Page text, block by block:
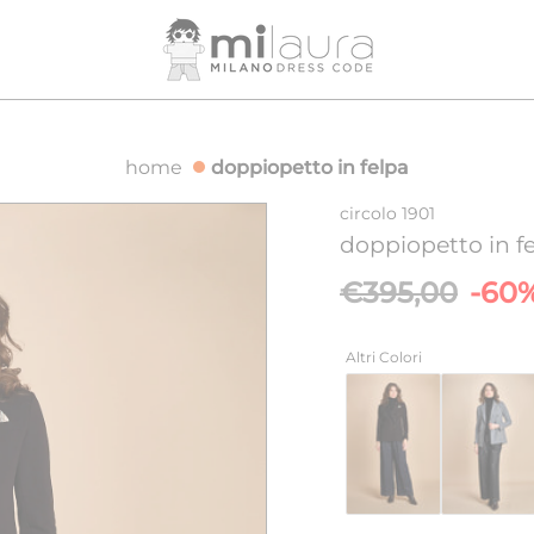
GRATUITA PER ORDINI SUPERIORI A 500€
home doppiopetto in felpa
circolo 1901
doppiopetto in
Prezzo
€395,00 -
Altri Colori